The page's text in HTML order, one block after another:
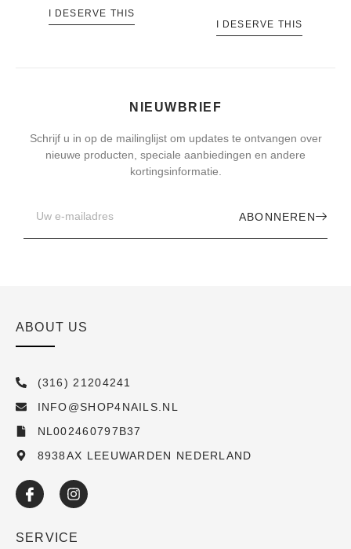
I DESERVE THIS
I DESERVE THIS
NIEUWBRIEF
Schrijf u in op de mailinglijst om updates te ontvangen over
nieuwe producten, speciale aanbiedingen en andere
kortingsinformatie.
ABONNEREN
ABOUT US
(316) 21204241
INFO@SHOP4NAILS.NL
NL002460797B37
8938AX LEEUWARDEN NEDERLAND
SERVICE